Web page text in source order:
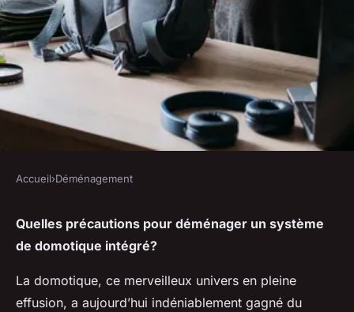
DÉMÉNAGEMENT
Quelles précautions pour
déménager un système de
domotique intégré?
Accueil›Déménagement
Quelles précautions pour déménager un système
de domotique intégré?
La domotique, ce merveilleux univers en pleine
effusion, a aujourd’hui indéniablement gagné du